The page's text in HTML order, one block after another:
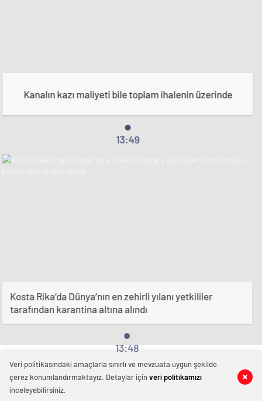
Kanalın kazı maliyeti bile toplam ihalenin üzerinde
13:49
Kosta Rika’da Dünya’nın en zehirli yılanı yetkililer
tarafından karantina altına alındı
13:48
Veri politikasındaki amaçlarla sınırlı ve mevzuata uygun şekilde
çerez konumlandırmaktayız. Detaylar içinveri politikamızı
inceleyebilirsiniz.